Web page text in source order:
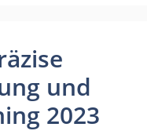
und
2023